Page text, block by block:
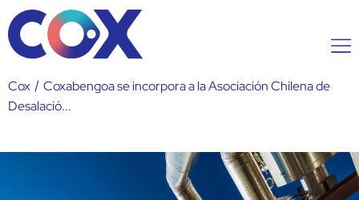
Cox / Coxabengoa se incorpora a la Asociación Chilena de
Desalació...